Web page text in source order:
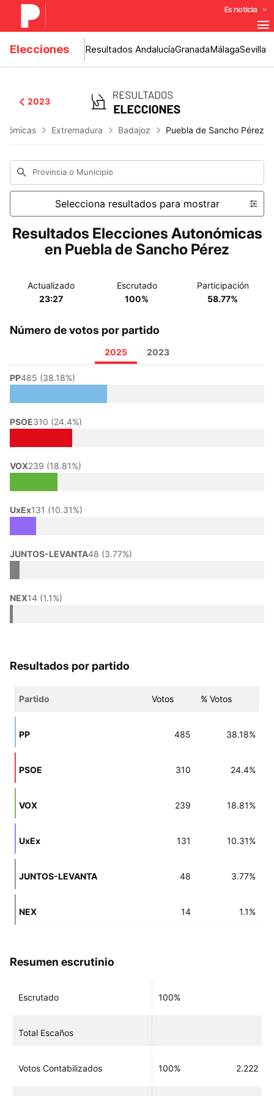
Es noticia
Elecciones Resultados AndalucíaGranadaMálagaSevilla
2023
Extremadura Badajoz Puebla de Sancho Pérez
Provincia o Municipio
Selecciona resultados para mostrar
Resultados Elecciones Autonómicas
en Puebla de Sancho Pérez
Actualizado
23:27
Escrutado
100%
Participación
58.77%
Número de votos por partido
2025 2023
PP485 (38.18%)
PSOE310 (24.4%)
VOX239 (18.81%)
UxEx131 (10.31%)
JUNTOS-LEVANTA48 (3.77%)
NEX14 (1.1%)
Resultados por partido
Partido Votos % Votos
PP 485 38.18%
PSOE 310 24.4%
VOX 239 18.81%
UxEx 131 10.31%
JUNTOS-LEVANTA 48 3.77%
NEX 14 1.1%
Resumen escrutinio
Escrutado 100%
Total Escaños
Votos Contabilizados 100% 2.222